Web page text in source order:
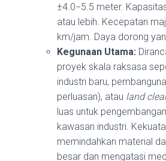
±4.0−5.5 meter.
atau lebih. Kecepatan
km/jam. Daya dorong
Kegunaan Utama:
proyek skala raksasa
industri baru,
perluasan), atau land
luas untuk
kawasan industri.
memindahkan material
besar dan mengatasi